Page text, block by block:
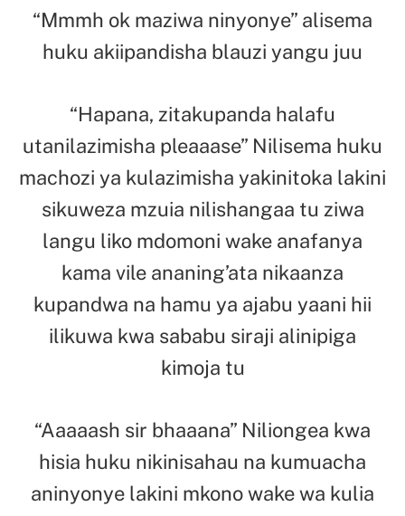
“Mmmh ok maziwa ninyonye” alisema
huku akiipandisha blauzi yangu juu
“Hapana, zitakupanda halafu
utanilazimisha pleaaase” Nilisema huku
machozi ya kulazimisha yakinitoka lakini
sikuweza mzuia nilishangaa tu ziwa
langu liko mdomoni wake anafanya
kama vile ananing’ata nikaanza
kupandwa na hamu ya ajabu yaani hii
ilikuwa kwa sababu siraji alinipiga
kimoja tu
“Aaaaash sir bhaaana” Niliongea kwa
hisia huku nikinisahau na kumuacha
aninyonye lakini mkono wake wa kulia